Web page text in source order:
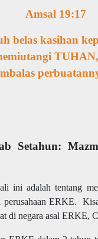
Amsal 19:17
belas kasihan
Setahun:
ini adalah tentang
ERKE.
di negara asal ERKE,